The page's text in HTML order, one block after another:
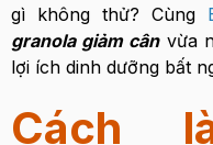
gì không thử? Cùng
granola giảm cânvừa
lợi ích dinh dưỡng bất
Cách